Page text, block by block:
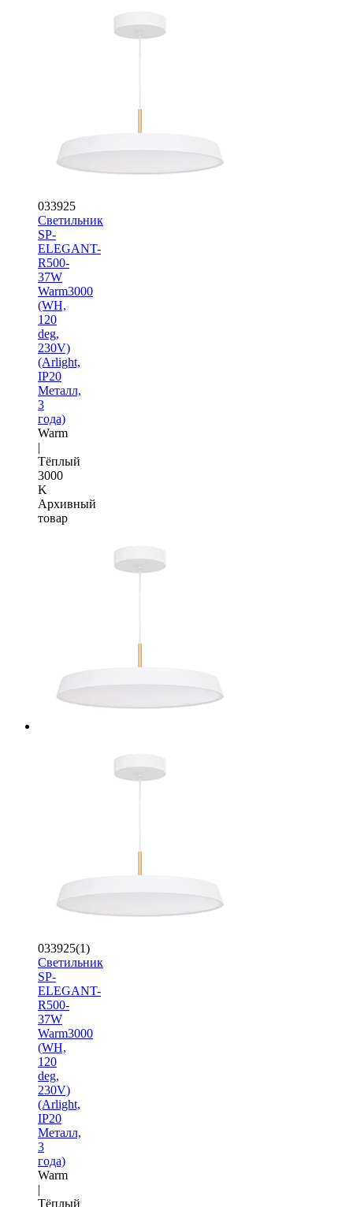
033925
Светильник
SP-
ELEGANT-
R500-
37W
Warm3000
(WH,
120
deg,
230V)
(Arlight,
IP20
Металл,
3
года)
Warm
|
Тёплый
3000
K
Архивный
товар
033925(1)
Светильник
SP-
ELEGANT-
R500-
37W
Warm3000
(WH,
120
deg,
230V)
(Arlight,
IP20
Металл,
3
года)
Warm
|
Тёплый